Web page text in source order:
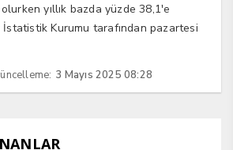
yıllık bazda yüzde 38,1'e
Kurumu tarafından pazartesi
3 Mayıs 2025 08:28